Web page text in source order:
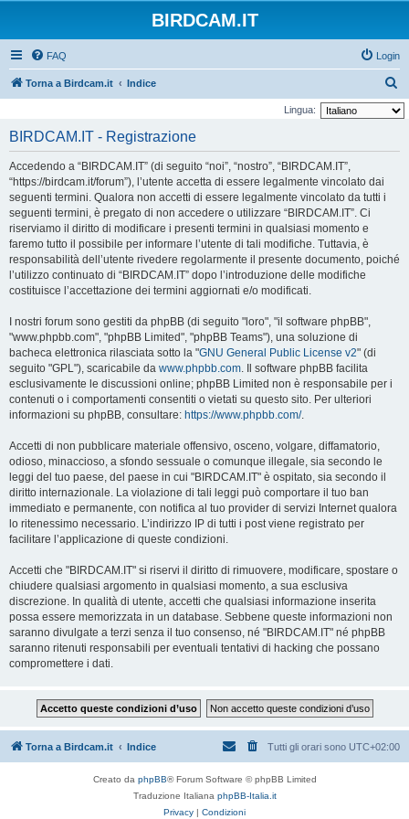
BIRDCAM.IT
FAQ Login
Torna a Birdcam.it Indice
e
Lingua:
BIRDCAM.IT - Registrazione
Accedendo a “BIRDCAM.IT” (di seguito “noi”, “nostro”, “BIRDCAM.IT”,
“https://birdcam.it/forum”), l’utente accetta di essere legalmente vincolato dai
seguenti termini. Qualora non accetti di essere legalmente vincolato da tutti i
seguenti termini, è pregato di non accedere o utilizzare “BIRDCAM.IT”. Ci
riserviamo il diritto di modificare i presenti termini in qualsiasi momento e
faremo tutto il possibile per informare l’utente di tali modifiche. Tuttavia, è
responsabilità dell’utente rivedere regolarmente il presente documento, poiché
l’utilizzo continuato di “BIRDCAM.IT” dopo l’introduzione delle modifiche
costituisce l’accettazione dei termini aggiornati e/o modificati.
I nostri forum sono gestiti da phpBB (di seguito "loro", "il software phpBB",
"www.phpbb.com", "phpBB Limited", "phpBB Teams"), una soluzione di
bacheca elettronica rilasciata sotto la "GNU General Public License v2" (di
seguito "GPL"), scaricabile da www.phpbb.com. Il software phpBB facilita
esclusivamente le discussioni online; phpBB Limited non è responsabile per i
contenuti o i comportamenti consentiti o vietati su questo sito. Per ulteriori
informazioni su phpBB, consultare: https://www.phpbb.com/.
Accetti di non pubblicare materiale offensivo, osceno, volgare, diffamatorio,
odioso, minaccioso, a sfondo sessuale o comunque illegale, sia secondo le
leggi del tuo paese, del paese in cui "BIRDCAM.IT" è ospitato, sia secondo il
diritto internazionale. La violazione di tali leggi può comportare il tuo ban
immediato e permanente, con notifica al tuo provider di servizi Internet qualora
lo ritenessimo necessario. L’indirizzo IP di tutti i post viene registrato per
facilitare l’applicazione di queste condizioni.
Accetti che "BIRDCAM.IT" si riservi il diritto di rimuovere, modificare, spostare o
chiudere qualsiasi argomento in qualsiasi momento, a sua esclusiva
discrezione. In qualità di utente, accetti che qualsiasi informazione inserita
possa essere memorizzata in un database. Sebbene queste informazioni non
saranno divulgate a terzi senza il tuo consenso, né "BIRDCAM.IT" né phpBB
saranno ritenuti responsabili per eventuali tentativi di hacking che possano
compromettere i dati.
Torna a Birdcam.it Indice Tutti gli orari sono UTC+02:00
Creato da phpBB® Forum Software © phpBB Limited
Traduzione Italiana phpBB-Italia.it
Privacy | Condizioni